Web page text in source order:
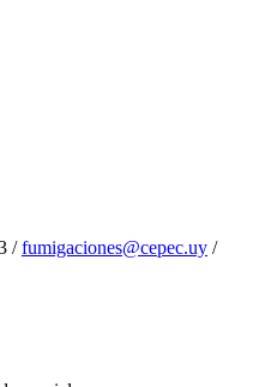
/fumigaciones@cepec.uy /